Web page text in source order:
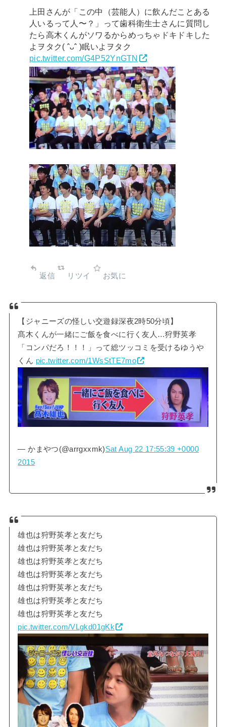
上田さんが「この中（芸能人）に飲んだことある
人いるって人〜？」って歯科衛生士さんに質問し
たら高木くんがソワるからめっちゃドキドキした
よヲタク( ˆᴗˆ )眠いよヲタク
pic.twitter.com/G4P52YnGTN
返信 リツイ お気に
【ジャニーズの怪しい交遊録深夜2時50分頃】
髙木くんが一緒にご飯を食べに行く友人…狩野英孝
「コンパだろ！！！」って総ツッコミを受けるゆうや
くん pic.twitter.com/1WsStTE7mo
— かまやつ(@arrgxxmk)Sat Aug 22 17:55:39 +0000
2015
雄也は狩野英孝と友だち
雄也は狩野英孝と友だち
雄也は狩野英孝と友だち
雄也は狩野英孝と友だち
雄也は狩野英孝と友だち
雄也は狩野英孝と友だち
雄也は狩野英孝と友だち
pic.twitter.com/VLgkd01gKk